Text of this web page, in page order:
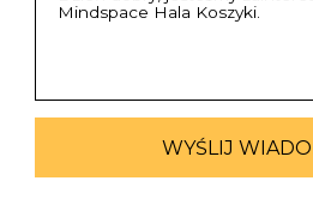
WYŚLIJ